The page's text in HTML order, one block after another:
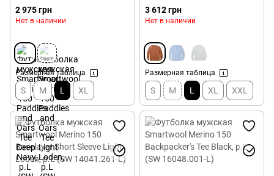
16047.092-L)
2 975 грн
Нет в наличии
Размерная таблица
S M L XL
р.L (SW 14051.877-L)
3 612 грн
Нет в наличии
Размерная таблица
S M L XL XXL